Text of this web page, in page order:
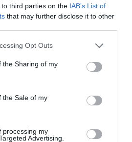
third parties on the IAB’s List of
that may further disclose it to other
app uses one or more Google
usage behaviour. You may click to
Google and its third-party tags to
specified purposes in below Google
Opt Outs
the Sharing of my
the Sale of my
processing my
Advertising.